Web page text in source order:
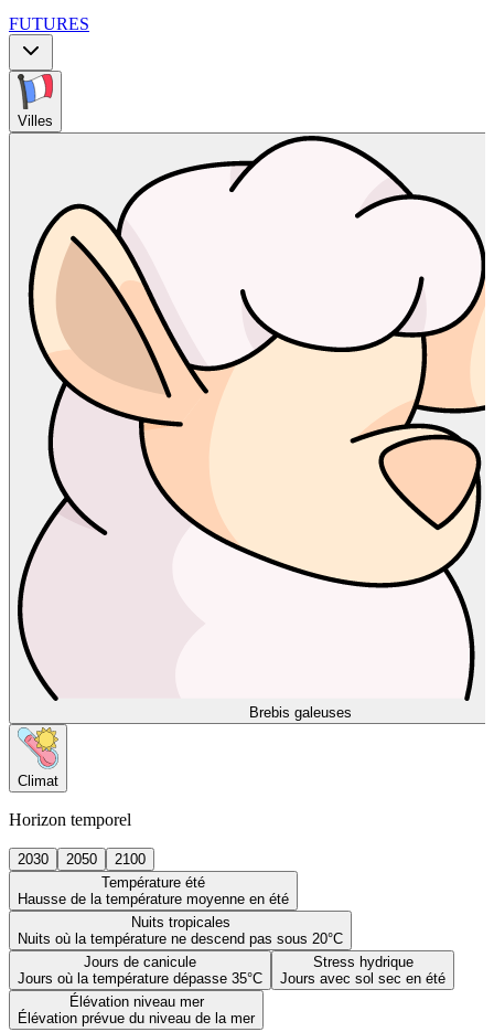
FUTURES
Villes
Brebis galeuses
Climat
Horizon temporel
2030 2050
2100
Température été
Hausse de la température moyenne en été
Nuits tropicales
Nuits où la température ne descend pas sous 20°C
Jours de canicule
Jours où la température dépasse 35°C
Stress hydrique
Jours avec sol sec en été
Élévation niveau mer
Élévation prévue du niveau de la mer